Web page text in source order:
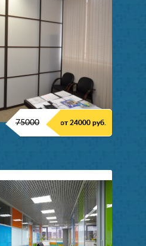
75000 от 24000 руб.